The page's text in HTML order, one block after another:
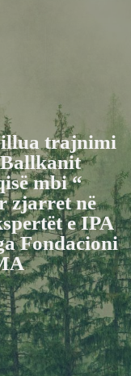
trajnimi
mbi “
zjarret në
e IPA
Fondacioni